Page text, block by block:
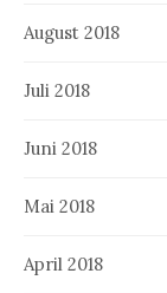
August 2018
Juli 2018
Juni 2018
Mai 2018
April 2018